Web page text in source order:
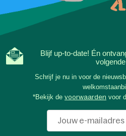
Blijf up-to-date! Én
Schrijf je nu in voor de
*Bekijk de voorwaarden voor